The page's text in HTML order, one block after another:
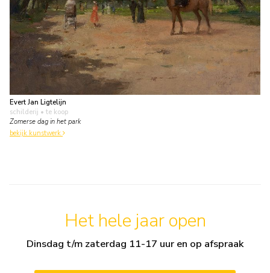
Evert Jan Ligtelijn
schilderij • te koop
Zomerse dag in het park
bekijk kunstwerk
Het hele jaar open
Dinsdag t/m zaterdag 11-17 uur en op afspraak